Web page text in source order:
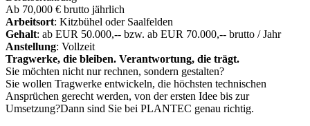
Ab 70,000 € brutto jährlich
Arbeitsort: Kitzbühel oder Saalfelden
Gehalt: ab EUR 50.000,-- bzw. ab EUR 70.000,-- brutto / Jahr
Anstellung: Vollzeit
Tragwerke, die bleiben. Verantwortung, die trägt.
Sie möchten nicht nur rechnen, sondern gestalten?
Sie wollen Tragwerke entwickeln, die höchsten technischen
Ansprüchen gerecht werden, von der ersten Idee bis zur
Umsetzung?Dann sind Sie bei PLANTEC genau richtig.